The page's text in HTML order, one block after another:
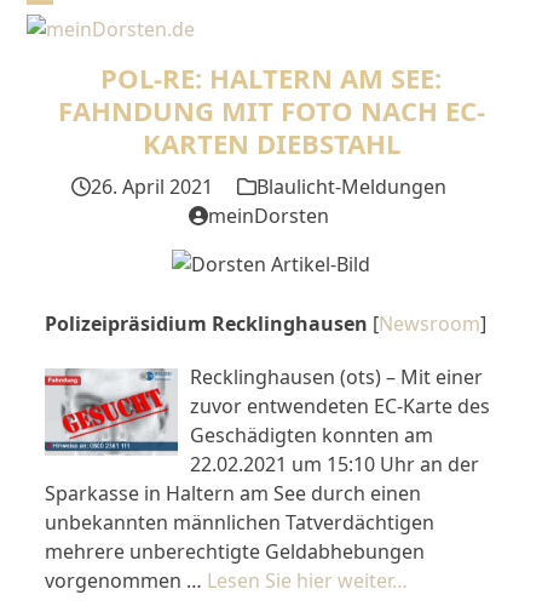
SkipOpen
mobile
menu
Close
mobile
menu
POL-RE: HALTERN AM SEE:
FAHNDUNG MIT FOTO NACH EC-
KARTEN DIEBSTAHL
26. April 2021
Blaulicht-Meldungen
meinDorsten
Polizeipräsidium Recklinghausen [Newsroom]
Recklinghausen (ots) – Mit einer
zuvor entwendeten EC-Karte des
Geschädigten konnten am
22.02.2021 um 15:10 Uhr an der
Sparkasse in Haltern am See durch einen
unbekannten männlichen Tatverdächtigen
mehrere unberechtigte Geldabhebungen
vorgenommen … Lesen Sie hier weiter…